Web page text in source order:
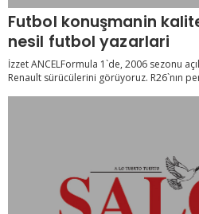
Futbol konuşmanin
nesil futbol yazarlari
İzzet ANCELFormula 1`de, 2006 sezonu
Renault sürücülerini görüyoruz. R26`nın